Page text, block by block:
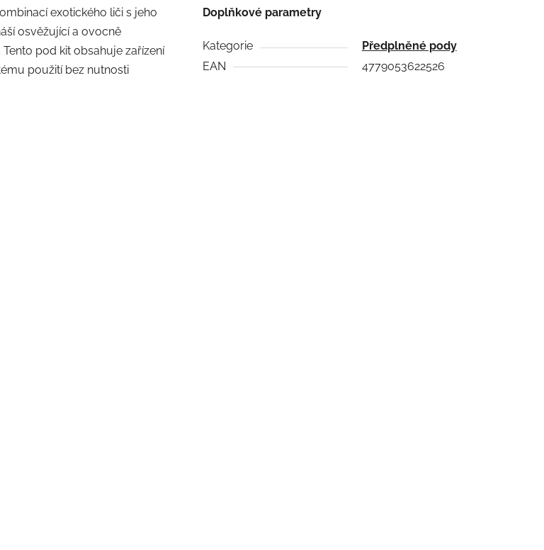
exotického liči s jeho
osvěžující a ovocně
pod kit obsahuje zařízení
použití bez nutnosti
Doplňkové parametry
Kategorie
Předplněné pody
EAN
4779053622526